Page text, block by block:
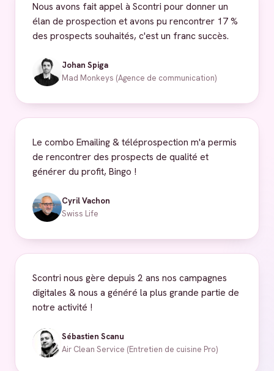
Nous avons fait appel à Scontri pour donner un
élan de prospection et avons pu rencontrer 17 %
des prospects souhaités, c'est un franc succès.
Johan Spiga
Mad Monkeys (Agence de communication)
Le combo Emailing & téléprospection m'a permis
de rencontrer des prospects de qualité et
générer du profit, Bingo !
Cyril Vachon
Swiss Life
Scontri nous gère depuis 2 ans nos campagnes
digitales & nous a généré la plus grande partie de
notre activité !
Sébastien Scanu
Air Clean Service (Entretien de cuisine Pro)